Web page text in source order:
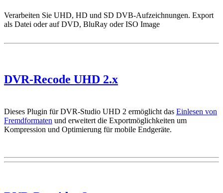
Verarbeiten Sie UHD, HD und SD DVB-Aufzeichnungen. Export
als Datei oder auf DVD, BluRay oder ISO Image
DVR-Recode UHD 2.x
Dieses Plugin für DVR-Studio UHD 2 ermöglicht das Einlesen von
Fremdformaten und erweitert die Exportmöglichkeiten um
Kompression und Optimierung für mobile Endgeräte.